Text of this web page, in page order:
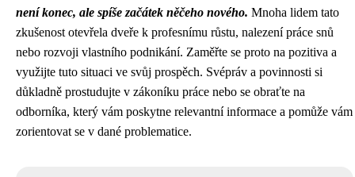
není konec, ale spíše začátek něčeho nového. Mnoha lidem tato
zkušenost otevřela dveře k profesnímu růstu, nalezení práce snů
nebo rozvoji vlastního podnikání. Zaměřte se proto na pozitiva a
využijte tuto situaci ve svůj prospěch. Svépráv a povinnosti si
důkladně prostudujte v zákoníku práce nebo se obraťte na
odborníka, který vám poskytne relevantní informace a pomůže vám
zorientovat se v dané problematice.